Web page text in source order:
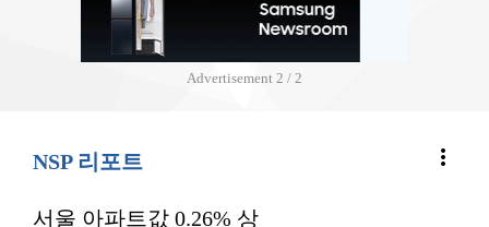
Advertisement 2 / 2
NSP 리포트 more_vert
서울 아파트값 0.26% 상